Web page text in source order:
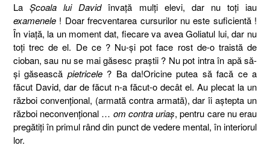
LaŞcoala lui Davidînvaţă mulţi elevi, dar nu toţi iau
examenele ! Doar frecventarea cursurilor nu este suficientă !
În viaţă, la un moment dat, fiecare va avea Goliatul lui, dar nu
toţi trec de el. De ce ? Nu-şi pot face rost de-o traistă de
cioban, sau nu se mai găsesc praştii ? Nu pot intra în apă să-
şi găsească pietricele? Ba da!Oricine putea să facă ce a
făcut David, dar de făcut n-a făcut-o decât el. Au plecat la un
război convenţional, (armată contra armată), dar îi aştepta un
război neconvenţional … om contra uriaş, pentru care nu erau
pregătiţi în primul rând din punct de vedere mental, în interiorul
lor.